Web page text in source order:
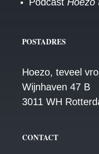
POSTADRES
Hoezo, teveel
Wijnhaven 47 B
3011 WH
CONTACT